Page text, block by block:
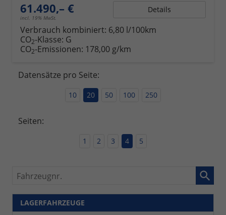
61.490,– €
incl. 19% MwSt.
Details
Verbrauch kombiniert: 6,80 l/100km
CO2-Klasse: G
CO2-Emissionen: 178,00 g/km
Datensätze pro Seite:
10 20 50 100 250
Seiten:
1 2 3 4 5
Fahrzeugnr.
LAGERFAHRZEUGE